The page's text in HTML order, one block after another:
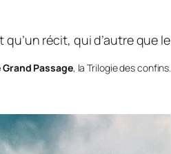
qu’un récit, qui d’autre que
Grand Passage, la Trilogie des confins.